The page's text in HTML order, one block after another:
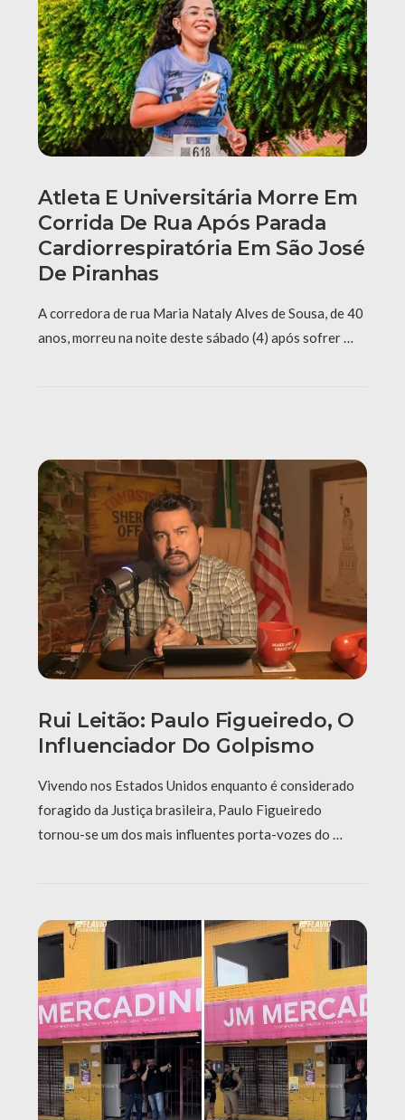
Atleta E Universitária Morre Em
Corrida De Rua Após Parada
Cardiorrespiratória Em São José
De Piranhas
A corredora de rua Maria Nataly Alves de Sousa, de 40
anos, morreu na noite deste sábado (4) após sofrer …
Rui Leitão: Paulo Figueiredo, O
Influenciador Do Golpismo
Vivendo nos Estados Unidos enquanto é considerado
foragido da Justiça brasileira, Paulo Figueiredo
tornou-se um dos mais influentes porta-vozes do …